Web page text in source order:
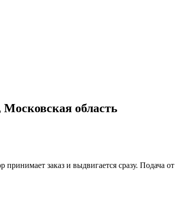
область
заказ и выдвигается сразу. Подача от